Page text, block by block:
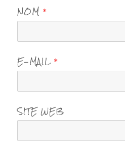
NOM *
E-MAIL *
SITE WEB